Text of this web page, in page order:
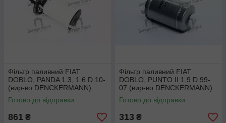
Фільтр паливний FIAT
DOBLO, PANDA 1.3, 1.6 D 10-
(вир-во DENCKERMANN)
A120957
Готово до відправки
861 ₴
Фільтр паливний FIAT
DOBLO, PUNTO II 1.9 D 99-
07 (вир-во DENCKERMANN)
A120098
Готово до відправки
313 ₴